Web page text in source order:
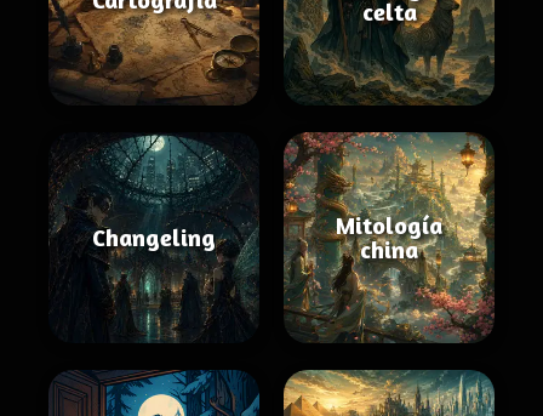
celta
Changeling
Mitología
china